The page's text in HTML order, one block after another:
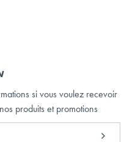
si vous voulez recevoir
produits et promotions